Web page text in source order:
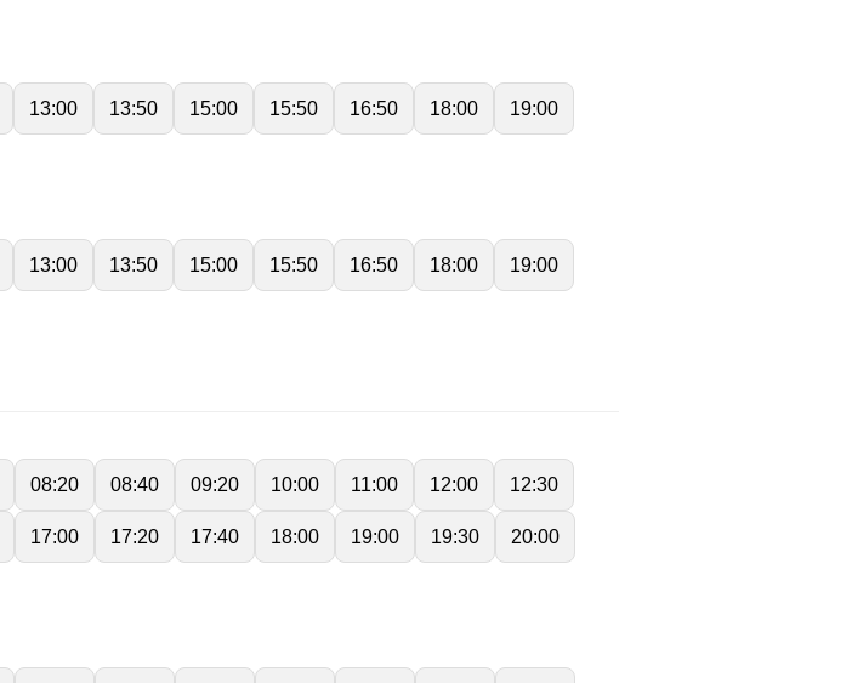
13:00 13:50 15:00 15:50 16:50 18:00 19:00
13:00 13:50 15:00 15:50 16:50 18:00 19:00
08:20 08:40 09:20 10:00 11:00 12:00 12:30
17:00 17:20 17:40 18:00 19:00 19:30 20:00